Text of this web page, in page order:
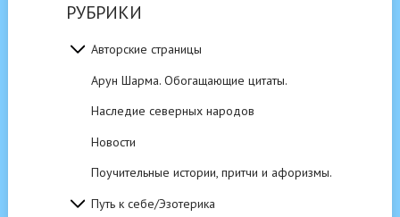
РУБРИКИ
Авторские страницы
Арун Шарма. Обогащающие цитаты.
Наследие северных народов
Новости
Поучительные истории, притчи и афоризмы.
Путь к себе/Эзотерика